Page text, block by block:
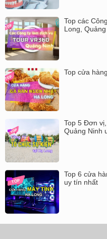
Top các
Long,
Top cửa
Top 5 Đơn
Quảng Ninh
Top 6 cửa
uy tín nhất